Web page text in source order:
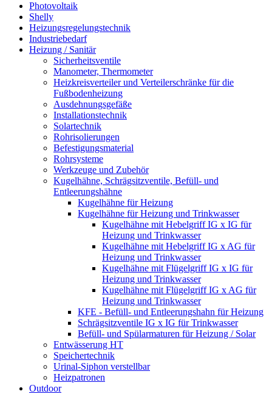
Photovoltaik
Shelly
Heizungsregelungstechnik
Industriebedarf
Heizung / Sanitär
Sicherheitsventile
Manometer, Thermometer
Heizkreisverteiler und Verteilerschränke für die
Fußbodenheizung
Ausdehnungsgefäße
Installationstechnik
Solartechnik
Rohrisolierungen
Befestigungsmaterial
Rohrsysteme
Werkzeuge und Zubehör
Kugelhähne, Schrägsitzventile, Befüll- und
Entleerungshähne
Kugelhähne für Heizung
Kugelhähne für Heizung und Trinkwasser
Kugelhähne mit Hebelgriff IG x IG für
Heizung und Trinkwasser
Kugelhähne mit Hebelgriff IG x AG für
Heizung und Trinkwasser
Kugelhähne mit Flügelgriff IG x IG für
Heizung und Trinkwasser
Kugelhähne mit Flügelgriff IG x AG für
Heizung und Trinkwasser
KFE - Befüll- und Entleerungshahn für Heizung
Schrägsitzventile IG x IG für Trinkwasser
Befüll- und Spülarmaturen für Heizung / Solar
Entwässerung HT
Speichertechnik
Urinal-Siphon verstellbar
Heizpatronen
Outdoor